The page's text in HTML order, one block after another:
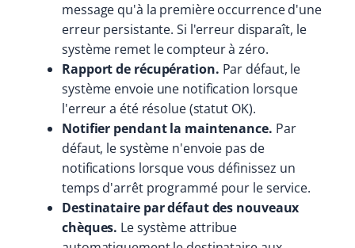
message qu'à la première occurrence d'une
erreur persistante. Si l'erreur disparaît, le
système remet le compteur à zéro.
Rapport de récupération. Par défaut, le
système envoie une notification lorsque
l'erreur a été résolue (statut OK).
Notifier pendant la maintenance. Par
défaut, le système n'envoie pas de
notifications lorsque vous définissez un
temps d'arrêt programmé pour le service.
Destinataire par défaut des nouveaux
chèques. Le système attribue